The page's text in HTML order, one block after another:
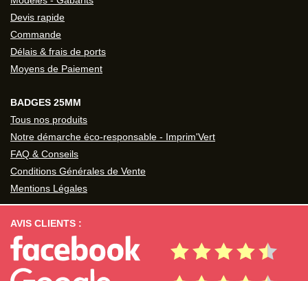
Devis rapide
Commande
Délais & frais de ports
Moyens de Paiement
BADGES 25MM
Tous nos produits
Notre démarche éco-responsable - Imprim'Vert
FAQ & Conseils
Conditions Générales de Vente
Mentions Légales
AVIS CLIENTS :